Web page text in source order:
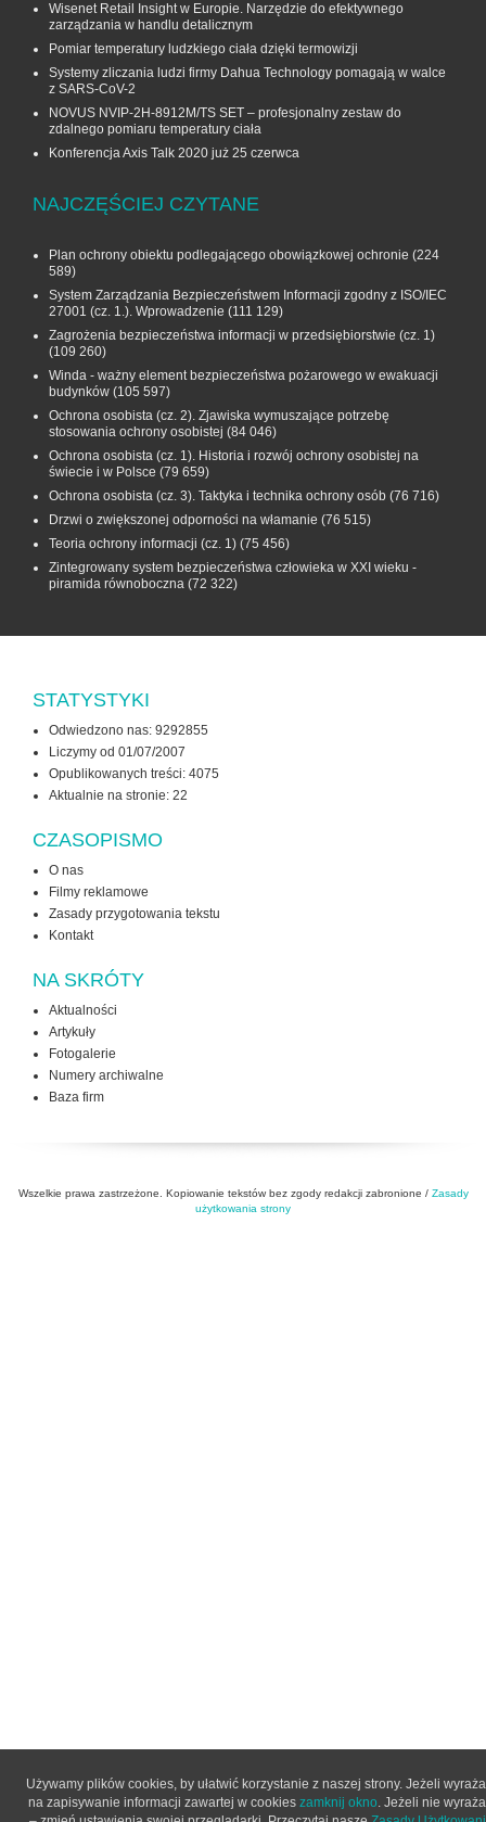
Wisenet Retail Insight w Europie. Narzędzie do efektywnego
zarządzania w handlu detalicznym
Pomiar temperatury ludzkiego ciała dzięki termowizji
Systemy zliczania ludzi firmy Dahua Technology pomagają w walce
z SARS-CoV-2
NOVUS NVIP-2H-8912M/TS SET – profesjonalny zestaw do
zdalnego pomiaru temperatury ciała
Konferencja Axis Talk 2020 już 25 czerwca
NAJCZĘŚCIEJ CZYTANE
Plan ochrony obiektu podlegającego obowiązkowej ochronie (224
589)
System Zarządzania Bezpieczeństwem Informacji zgodny z ISO/IEC
27001 (cz. 1.). Wprowadzenie (111 129)
Zagrożenia bezpieczeństwa informacji w przedsiębiorstwie (cz. 1)
(109 260)
Winda - ważny element bezpieczeństwa pożarowego w ewakuacji
budynków (105 597)
Ochrona osobista (cz. 2). Zjawiska wymuszające potrzebę
stosowania ochrony osobistej (84 046)
Ochrona osobista (cz. 1). Historia i rozwój ochrony osobistej na
świecie i w Polsce (79 659)
Ochrona osobista (cz. 3). Taktyka i technika ochrony osób (76 716)
Drzwi o zwiększonej odporności na włamanie (76 515)
Teoria ochrony informacji (cz. 1) (75 456)
Zintegrowany system bezpieczeństwa człowieka w XXI wieku -
piramida równoboczna (72 322)
STATYSTYKI
Odwiedzono nas: 9292855
Liczymy od 01/07/2007
Opublikowanych treści: 4075
Aktualnie na stronie: 22
CZASOPISMO
O nas
Filmy reklamowe
Zasady przygotowania tekstu
Kontakt
NA SKRÓTY
Aktualności
Artykuły
Fotogalerie
Numery archiwalne
Baza firm
Wszelkie prawa zastrzeżone. Kopiowanie tekstów bez zgody redakcji zabronione / Zasady
użytkowania strony
Używamy plików cookies, by ułatwić korzystanie z naszej strony. Jeżeli
na zapisywanie informacji zawartej w cookies zamknij okno. Jeżeli nie